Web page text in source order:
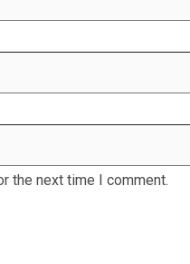
the next time I comment.